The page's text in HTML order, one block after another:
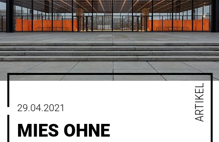
29.04.2021
MIES OHNE
ARTIKEL